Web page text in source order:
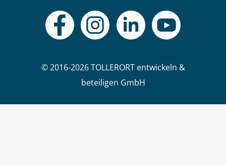
© 2016-2026 TOLLERORT entwickeln &
beteiligen GmbH